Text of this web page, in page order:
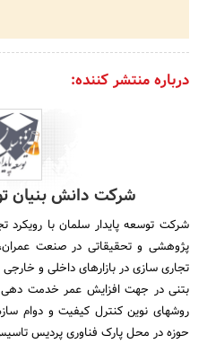
درباره منتشر کننده:
شرکت دانش بنیان
شرکت توسعه پایدار سلمان با
پژوهشی و تحقیقاتی در صنعت
تجاری سازی در بازارهای داخلی و
بتنی در جهت افزایش عمر خدمت دهی
روشهای نوین کنترل کیفیت و دوام
حوزه در محل پارک فناوری پردیس